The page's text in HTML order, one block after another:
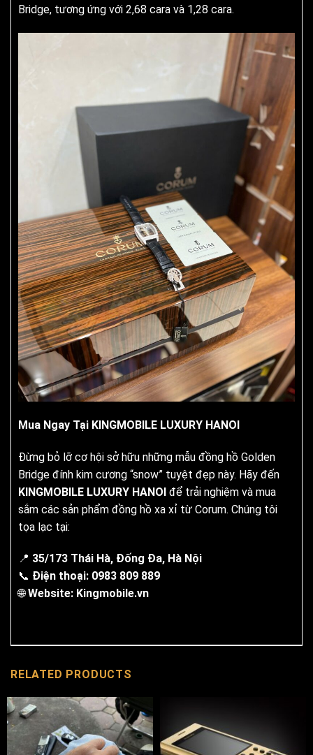
Bridge, tương ứng với 2,68 cara và 1,28 cara.
Mua Ngay Tại KINGMOBILE LUXURY HANOI
Đừng bỏ lỡ cơ hội sở hữu những mẫu đồng hồ Golden
Bridge đính kim cương “snow” tuyệt đẹp này. Hãy đến
KINGMOBILE LUXURY HANOI để trải nghiệm và mua
sắm các sản phẩm đồng hồ xa xỉ từ Corum. Chúng tôi
tọa lạc tại:
📍 35/173 Thái Hà, Đống Đa, Hà Nội
📞 Điện thoại: 0983 809 889
🌐Website: Kingmobile.vn
RELATED PRODUCTS